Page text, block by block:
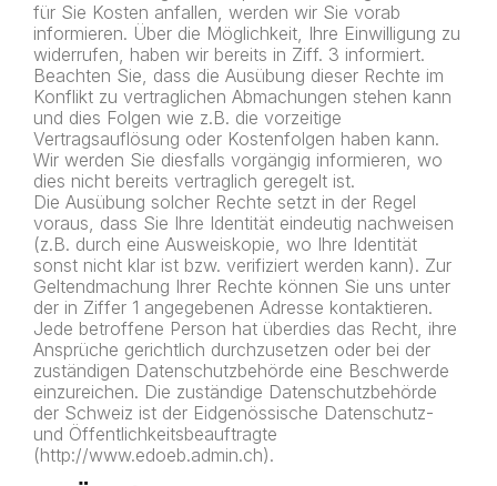
für Sie Kosten anfallen, werden wir Sie vorab
informieren. Über die Möglichkeit, Ihre Einwilligung zu
widerrufen, haben wir bereits in Ziff. 3 informiert.
Beachten Sie, dass die Ausübung dieser Rechte im
Konflikt zu vertraglichen Abmachungen stehen kann
und dies Folgen wie z.B. die vorzeitige
Vertragsauflösung oder Kostenfolgen haben kann.
Wir werden Sie diesfalls vorgängig informieren, wo
dies nicht bereits vertraglich geregelt ist.
Die Ausübung solcher Rechte setzt in der Regel
voraus, dass Sie Ihre Identität eindeutig nachweisen
(z.B. durch eine Ausweiskopie, wo Ihre Identität
sonst nicht klar ist bzw. verifiziert werden kann). Zur
Geltendmachung Ihrer Rechte können Sie uns unter
der in Ziffer 1 angegebenen Adresse kontaktieren.
Jede betroffene Person hat überdies das Recht, ihre
Ansprüche gerichtlich durchzusetzen oder bei der
zuständigen Datenschutzbehörde eine Beschwerde
einzureichen. Die zuständige Datenschutzbehörde
der Schweiz ist der Eidgenössische Datenschutz-
und Öffentlichkeitsbeauftragte
(http://www.edoeb.admin.ch).